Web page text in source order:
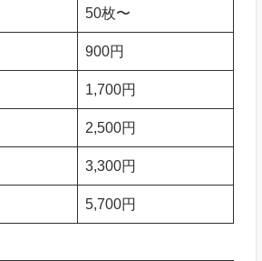
50枚〜
900円
1,700円
2,500円
3,300円
5,700円